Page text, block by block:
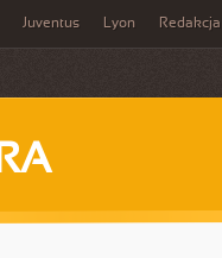
Juventus Lyon Redakcja